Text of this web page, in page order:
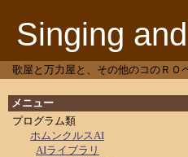
Singing
歌屋と万力屋と、その他のコのＲＯ
メニュー
プログラム類
ホムンクルスAI
AIライブラリ